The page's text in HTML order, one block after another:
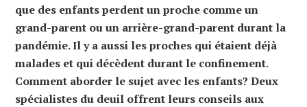
que des enfants perdent un proche comme un
grand-parent ou un arrière-grand-parent durant la
pandémie. Il y a aussi les proches qui étaient déjà
malades et qui décèdent durant le confinement.
Comment aborder le sujet avec les enfants? Deux
spécialistes du deuil offrent leurs conseils aux